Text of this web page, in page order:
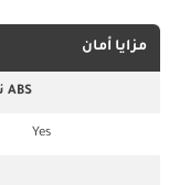
مزايا أمان
نظام المكابح المانعة للانغلاق ABS
Yes